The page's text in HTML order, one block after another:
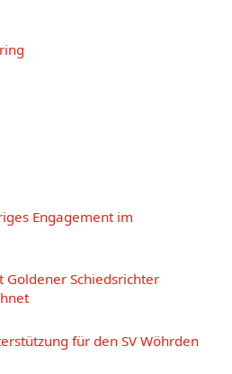
Engagement im
Goldener Schiedsrichter
für den SV Wöhrden